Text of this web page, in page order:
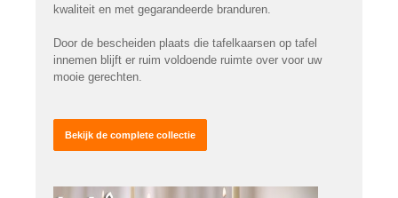
kwaliteit en met gegarandeerde branduren.
Door de bescheiden plaats die tafelkaarsen op tafel
innemen blijft er ruim voldoende ruimte over voor uw
mooie gerechten.
Bekijk de complete collectie